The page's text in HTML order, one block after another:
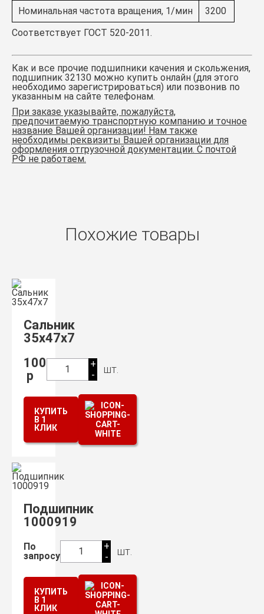
Номинальная частота вращения, 1/мин
3200
Соответствует ГОСТ 520-2011.
Как и все прочие подшипники качения и скольжения,
подшипник 32130 можно купить онлайн (для этого
необходимо зарегистрироваться) или позвонив по
указанным на сайте телефонам.
При заказе указывайте, пожалуйста,
предпочитаемую транспортную компанию и точное
название Вашей организации! Нам также
необходимы реквизиты Вашей организации для
оформления отгрузочной документации. С почтой
РФ не работаем.
Похожие товары
Сальник
35х47х7
100
р
1
+
-
шт.
КУПИТЬ
В 1
КЛИК
Подшипник
1000919
По
запросу
1
+
-
шт.
КУПИТЬ
В 1
КЛИК